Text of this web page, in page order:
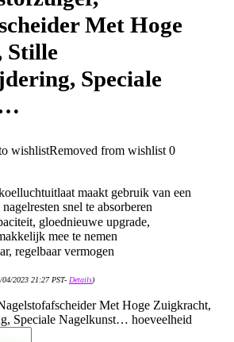
Met Hoge
Stille
Speciale
wishlistRemoved from wishlist 0
maakt gebruik van een
snel te absorberen
gloednieuwe upgrade,
mee te nemen
regelbaar vermogen
2023 21:27 PST- Details)
Met Hoge Zuigkracht,
Speciale Nagelkunst… hoeveelheid